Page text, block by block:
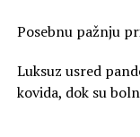
Posebnu pažnju
Luksuz usred
kovida, dok su